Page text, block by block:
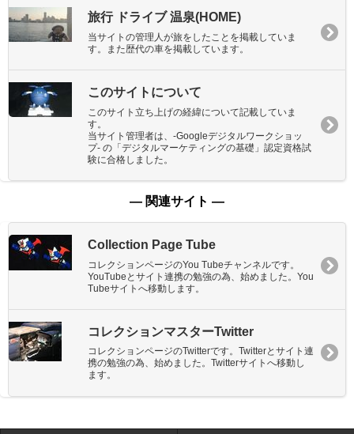
旅行 ドライブ 温泉(HOME)
当サイトの管理人が旅をしたことを掲載していま
す。また歴代の車を掲載しています。
このサイトについて
このサイト立ち上げの経緯について記載していま
す。
当サイト管理者は、-Googleデジタルワークショッ
プ- の「デジタルマーケティングの基礎」認定資格試
験に合格しました。
― 関連サイト ―
Collection Page Tube
コレクションページのYou Tubeチャンネルです。
YouTubeとサイト連携の勉強の為、始めました。You
Tubeサイトへ移動します。
コレクションマスターTwitter
コレクションページのTwitterです。Twitterとサイト連
携の勉強の為、始めました。Twitterサイトへ移動し
ます。